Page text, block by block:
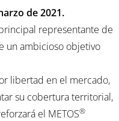
de 2021.
representante de
un ambicioso objetivo
libertad en el mercado,
su cobertura territorial,
el METOS®